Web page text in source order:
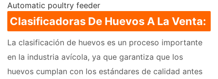
Automatic poultry feeder
Clasificadoras De Huevos A La Venta:
La clasificación de huevos es un proceso importante
en la industria avícola, ya que garantiza que los
huevos cumplan con los estándares de calidad antes